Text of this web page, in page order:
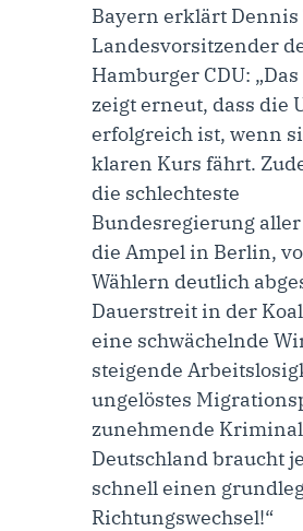
Bayern erklärt
Landesvorsitzender
Hamburger CDU:
zeigt erneut, dass die
erfolgreich ist, wenn
klaren Kurs fährt.
die schlechteste
Bundesregierung
die Ampel in Berlin,
Wählern deutlich
Dauerstreit in der
eine schwächelnde
steigende
ungelöstes
zunehmende
Deutschland braucht
schnell einen
Richtungswechsel!“